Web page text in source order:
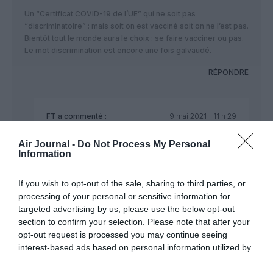
Air Journal - Do Not Process My Personal
Information
If you wish to opt-out of the sale, sharing to third parties, or
processing of your personal or sensitive information for
targeted advertising by us, please use the below opt-out
section to confirm your selection. Please note that after your
opt-out request is processed you may continue seeing
interest-based ads based on personal information utilized by
Un “Certificat COVID-19 de l’UE” qui ne soit pas
“discriminatoire” : mais soit on est vacciné soit on ne l’est pas.
Bientôt tout le monde aura le choix : se faire vacciner ou pas.
Le mot discrimination est encore une fois galvaudé.
RÉPONDRE
FT a commenté :
9 mai 2021 - 11 h 29
Avant de parler il faut avoir les bonnes sources
Le pass sanitaire n’est PAS un pass vaccinal
Testé négatif, vous voyagez
Guéri du covid depuis moins de 3 mois ? Vous
voyagez
Alors arrêtez un peu de dire que c’est
discriminatoire